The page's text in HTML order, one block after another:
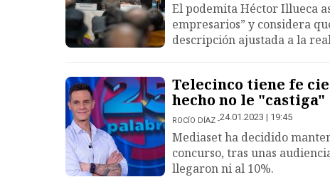
El podemita Héctor Illueca
empresarios” y considera
descripción ajustada a la
Telecinco tiene fe
hecho no le "castiga"
ROCÍO DÍAZ 24.01.2023 | 19:45
Mediaset ha decidido
concurso, tras unas
llegaron ni al 10%.